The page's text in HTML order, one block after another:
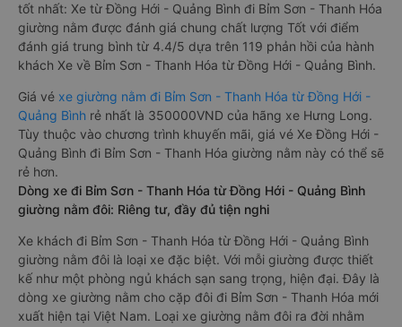
tốt nhất: Xe từ Đồng Hới - Quảng Bình đi Bỉm Sơn - Thanh Hóa
giường nằm được đánh giá chung chất lượng Tốt với điểm
đánh giá trung bình từ 4.4/5 dựa trên 119 phản hồi của hành
khách Xe về Bỉm Sơn - Thanh Hóa từ Đồng Hới - Quảng Bình.
Giá vé xe giường nằm đi Bỉm Sơn - Thanh Hóa từ Đồng Hới -
Quảng Bình rẻ nhất là 350000VND của hãng xe Hưng Long.
Tùy thuộc vào chương trình khuyến mãi, giá vé Xe Đồng Hới -
Quảng Bình đi Bỉm Sơn - Thanh Hóa giường nằm này có thể sẽ
rẻ hơn.
Dòng xe đi Bỉm Sơn - Thanh Hóa từ Đồng Hới - Quảng Bình
giường nằm đôi: Riêng tư, đầy đủ tiện nghi
Xe khách đi Bỉm Sơn - Thanh Hóa từ Đồng Hới - Quảng Bình
giường nằm đôi là loại xe đặc biệt. Với mỗi giường được thiết
kế như một phòng ngủ khách sạn sang trọng, hiện đại. Đây là
dòng xe giường nằm cho cặp đôi đi Bỉm Sơn - Thanh Hóa mới
xuất hiện tại Việt Nam. Loại xe giường nằm đôi ra đời nhằm